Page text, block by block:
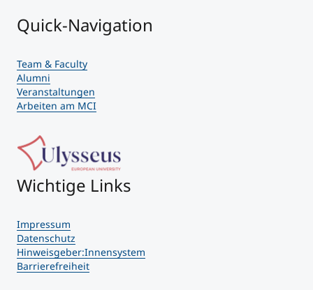
Quick-Navigation
Team & Faculty
Alumni
Veranstaltungen
Arbeiten am MCI
Wichtige Links
Impressum
Datenschutz
Hinweisgeber:Innensystem
Barrierefreiheit